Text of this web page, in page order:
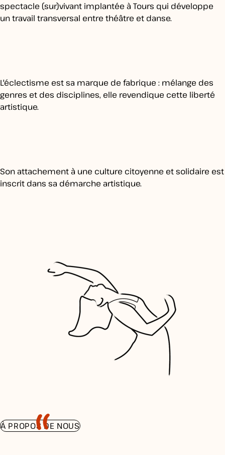
spectacle (sur)vivant implantée à Tours qui développe
un travail transversal entre théâtre et danse.
L'éclectisme est sa marque de fabrique : mélange des
genres et des disciplines, elle revendique cette liberté
artistique.
Son attachement à une culture citoyenne et solidaire est
inscrit dans sa démarche artistique.
À PROPOS DE NOUS